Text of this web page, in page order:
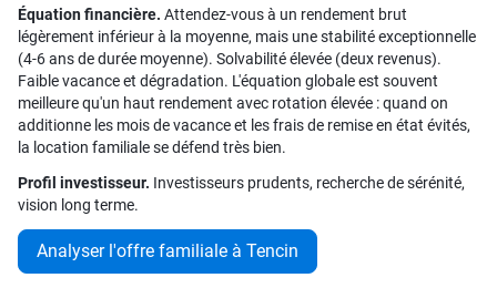
Équation financière. Attendez-vous à un rendement brut
légèrement inférieur à la moyenne, mais une stabilité exceptionnelle
(4-6 ans de durée moyenne). Solvabilité élevée (deux revenus).
Faible vacance et dégradation. L'équation globale est souvent
meilleure qu'un haut rendement avec rotation élevée : quand on
additionne les mois de vacance et les frais de remise en état évités,
la location familiale se défend très bien.
Profil investisseur. Investisseurs prudents, recherche de sérénité,
vision long terme.
Analyser l'offre familiale à Tencin